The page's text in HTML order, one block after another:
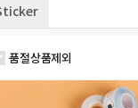
품절상품제외